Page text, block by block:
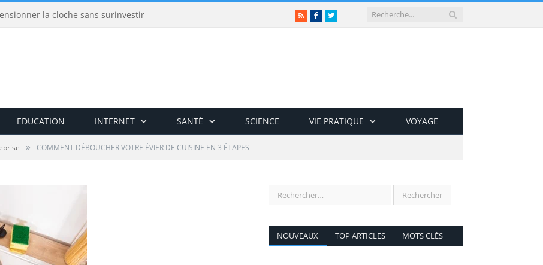
la cloche sans surinvestir RSSFacebookTwitter
EDUCATION INTERNET SANTÉ SCIENCE VIE PRATIQUE VOYAGE
» COMMENT DÉBOUCHER VOTRE ÉVIER DE CUISINE EN 3 ÉTAPES
NOUVEAUX TOP ARTICLES MOTS CLÉS